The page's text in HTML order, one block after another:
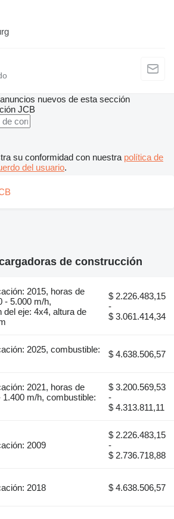
nuevos de esta sección
JCB
su conformidad con nuestra política de
del usuario.
de construcción
2015, horas de
- 5.000 m/h,
del eje: 4x4, altura de
$ 2.226.483,15
-
$ 3.061.414,34
2025, combustible:
$ 4.638.506,57
2021, horas de
1.400 m/h, combustible:
$ 3.200.569,53
-
$ 4.313.811,11
2009
$ 2.226.483,15
-
$ 2.736.718,88
2018 $ 4.638.506,57